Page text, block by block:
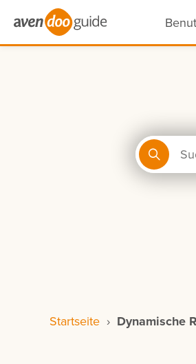
Startseite › Dynamische